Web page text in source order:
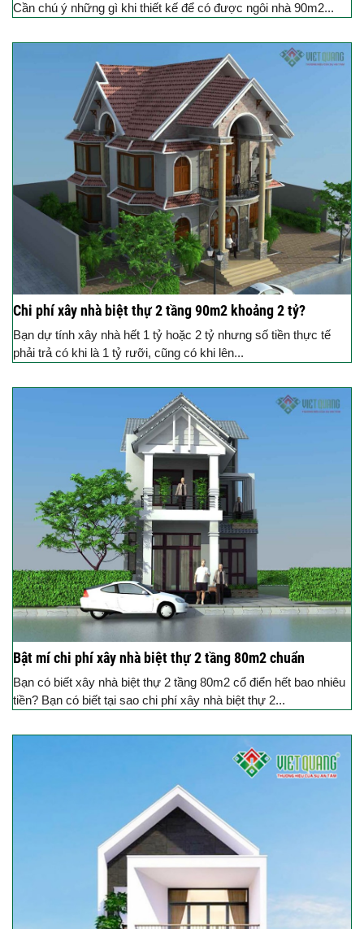
Cần chú ý những gì khi thiết kế để có được ngôi nhà 90m2...
Chi phí xây nhà biệt thự 2 tầng 90m2 khoảng 2 tỷ?
Bạn dự tính xây nhà hết 1 tỷ hoặc 2 tỷ nhưng số tiền thực tế
phải trả có khi là 1 tỷ rưỡi, cũng có khi lên...
Bật mí chi phí xây nhà biệt thự 2 tầng 80m2 chuẩn
Bạn có biết xây nhà biệt thự 2 tầng 80m2 cổ điển hết bao nhiêu
tiền? Bạn có biết tại sao chi phí xây nhà biệt thự 2...